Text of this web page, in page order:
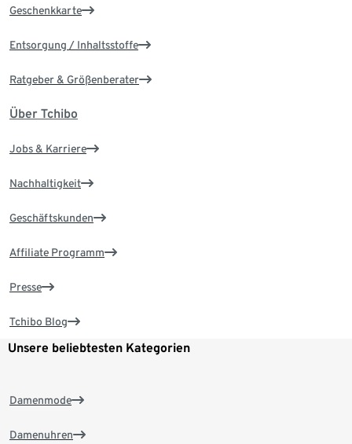
Geschenkkarte
Entsorgung / Inhaltsstoffe
Ratgeber & Größenberater
Über Tchibo
Jobs & Karriere
Nachhaltigkeit
Geschäftskunden
Affiliate Programm
Presse
Tchibo Blog
Unsere beliebtesten Kategorien
Damenmode
Damenuhren